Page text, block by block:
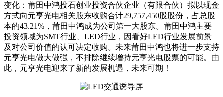
变化：莆田中鸿投石创业投资合伙企业（有限合伙）拟以现金
方式向元亨光电相关股东收购合计29,757,450股股份，占总股
本的43.21%，莆田中鸿成为公司第一大股东。莆田中鸿主要
投资领域为SMT行业、LED行业，因看好LED行业发展前景
及对公司价值的认可决定收购。未来莆田中鸿也将进一步支持
元亨光电做大做强，不排除继续增持元亨光电股票的可能。由
此，元亨光电迎来了新的发展机遇，未来可期！